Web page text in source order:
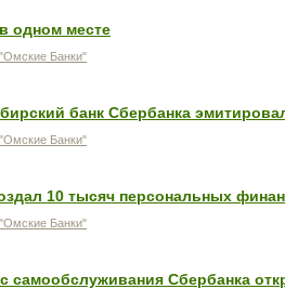
одном месте
Банки"
банк Сбербанка
Банки"
10 тысяч персональных
Банки"
самообслуживания Сбербанка